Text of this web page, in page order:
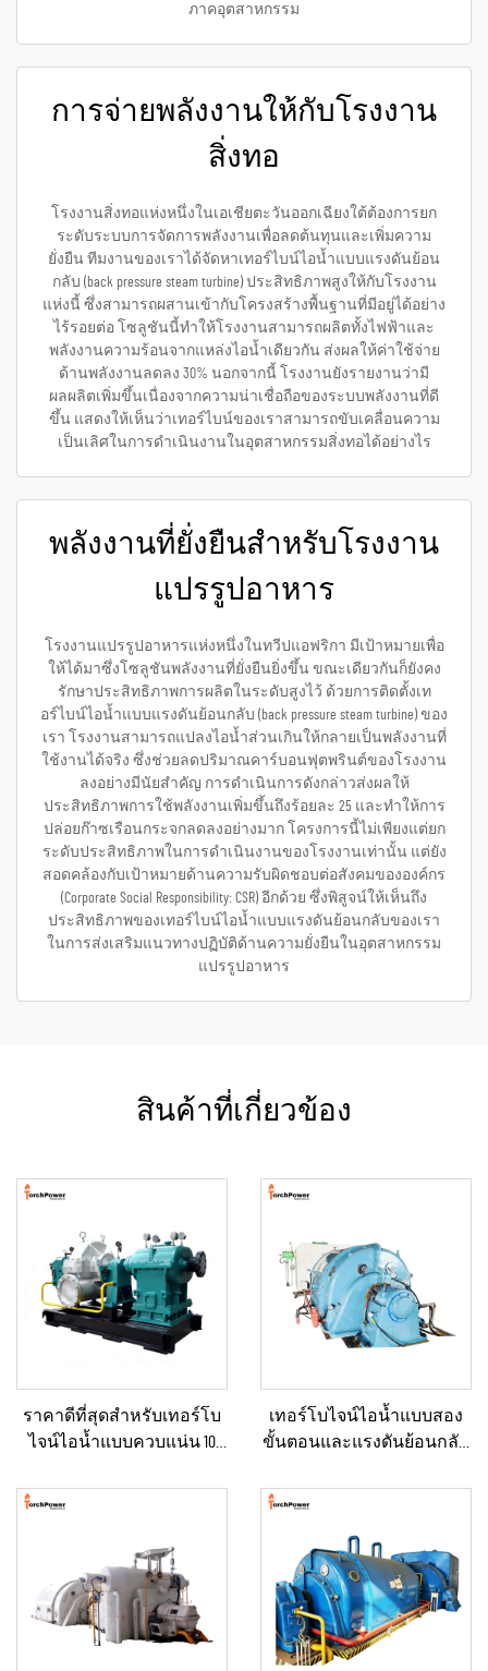
ภาคอุตสาหกรรม
การจ่ายพลังงานให้กับโรงงาน
สิ่งทอ
โรงงานสิ่งทอแห่งหนึ่งในเอเชียตะวันออกเฉียงใต้ต้องการยก
ระดับระบบการจัดการพลังงานเพื่อลดต้นทุนและเพิ่มความ
ยั่งยืน ทีมงานของเราได้จัดหาเทอร์ไบน์ไอน้ำแบบแรงดันย้อน
กลับ (back pressure steam turbine) ประสิทธิภาพสูงให้กับโรงงาน
แห่งนี้ ซึ่งสามารถผสานเข้ากับโครงสร้างพื้นฐานที่มีอยู่ได้อย่าง
ไร้รอยต่อ โซลูชันนี้ทำให้โรงงานสามารถผลิตทั้งไฟฟ้าและ
พลังงานความร้อนจากแหล่งไอน้ำเดียวกัน ส่งผลให้ค่าใช้จ่าย
ด้านพลังงานลดลง 30% นอกจากนี้ โรงงานยังรายงานว่ามี
ผลผลิตเพิ่มขึ้นเนื่องจากความน่าเชื่อถือของระบบพลังงานที่ดี
ขึ้น แสดงให้เห็นว่าเทอร์ไบน์ของเราสามารถขับเคลื่อนความ
เป็นเลิศในการดำเนินงานในอุตสาหกรรมสิ่งทอได้อย่างไร
พลังงานที่ยั่งยืนสำหรับโรงงาน
แปรรูปอาหาร
โรงงานแปรรูปอาหารแห่งหนึ่งในทวีปแอฟริกา มีเป้าหมายเพื่อ
ให้ได้มาซึ่งโซลูชันพลังงานที่ยั่งยืนยิ่งขึ้น ขณะเดียวกันก็ยังคง
รักษาประสิทธิภาพการผลิตในระดับสูงไว้ ด้วยการติดตั้งเท
อร์ไบน์ไอน้ำแบบแรงดันย้อนกลับ (back pressure steam turbine) ของ
เรา โรงงานสามารถแปลงไอน้ำส่วนเกินให้กลายเป็นพลังงานที่
ใช้งานได้จริง ซึ่งช่วยลดปริมาณคาร์บอนฟุตพรินต์ของโรงงาน
ลงอย่างมีนัยสำคัญ การดำเนินการดังกล่าวส่งผลให้
ประสิทธิภาพการใช้พลังงานเพิ่มขึ้นถึงร้อยละ 25 และทำให้การ
ปล่อยก๊าซเรือนกระจกลดลงอย่างมาก โครงการนี้ไม่เพียงแต่ยก
ระดับประสิทธิภาพในการดำเนินงานของโรงงานเท่านั้น แต่ยัง
สอดคล้องกับเป้าหมายด้านความรับผิดชอบต่อสังคมขององค์กร
(Corporate Social Responsibility: CSR) อีกด้วย ซึ่งพิสูจน์ให้เห็นถึง
ประสิทธิภาพของเทอร์ไบน์ไอน้ำแบบแรงดันย้อนกลับของเรา
ในการส่งเสริมแนวทางปฏิบัติด้านความยั่งยืนในอุตสาหกรรม
แปรรูปอาหาร
สินค้าที่เกี่ยวข้อง
ราคาดีที่สุดสำหรับเทอร์โบ
ไจน์ไอน้ำแบบควบแน่น 10
กิโลวัตต์, 500 กิโลวัตต์ และ 1
พลังงานในภาค
อุตสาหกรรม
เทอร์โบไจน์ไอน้ำแบบสอง
ขั้นตอนและแรงดันย้อนกลับ
เมกะวัตต์ ใหม่/ใช้แล้ว พร้อม
ไฟฟ้า สำหรับโรงไฟฟ้า